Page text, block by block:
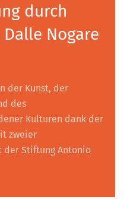
durch
Nogare
der Kunst, der
des
Kulturen dank der
zweier
Stiftung Antonio